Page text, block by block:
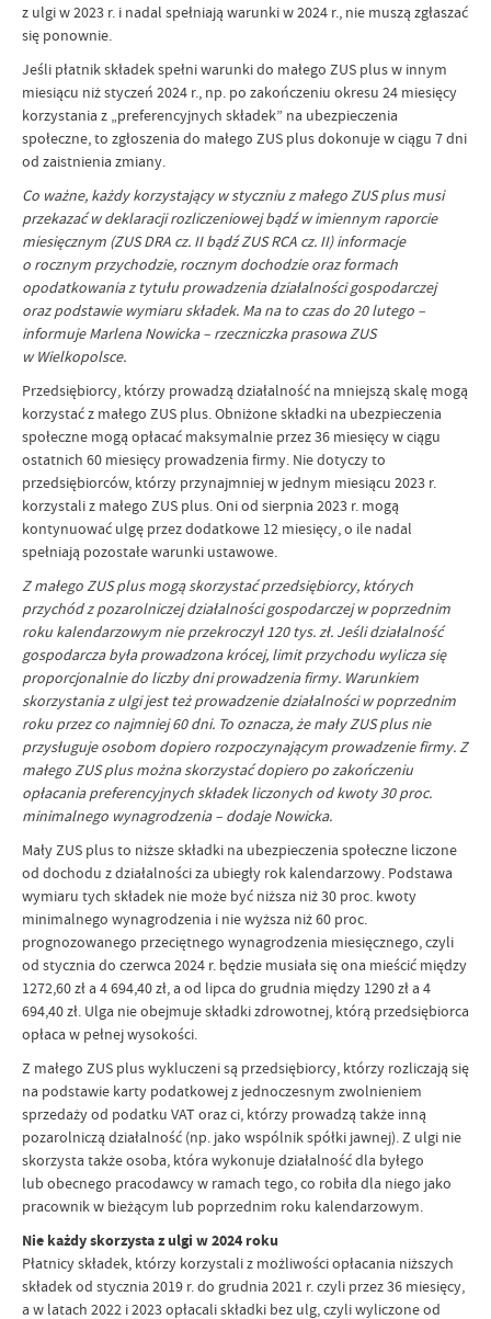
z ulgi w 2023 r. i nadal spełniają warunki w 2024 r., nie muszą zgłaszać
się ponownie.
Jeśli płatnik składek spełni warunki do małego ZUS plus w innym
miesiącu niż styczeń 2024 r., np. po zakończeniu okresu 24 miesięcy
korzystania z „preferencyjnych składek” na ubezpieczenia
społeczne, to zgłoszenia do małego ZUS plus dokonuje w ciągu 7 dni
od zaistnienia zmiany.
Co ważne, każdy korzystający w styczniu z małego ZUS plus musi
przekazać w deklaracji rozliczeniowej bądź w imiennym raporcie
miesięcznym (ZUS DRA cz. II bądź ZUS RCA cz. II) informacje
o rocznym przychodzie, rocznym dochodzie oraz formach
opodatkowania z tytułu prowadzenia działalności gospodarczej
oraz podstawie wymiaru składek. Ma na to czas do 20 lutego –
informuje Marlena Nowicka – rzeczniczka prasowa ZUS
w Wielkopolsce.
Przedsiębiorcy, którzy prowadzą działalność na mniejszą skalę mogą
korzystać z małego ZUS plus. Obniżone składki na ubezpieczenia
społeczne mogą opłacać maksymalnie przez 36 miesięcy w ciągu
ostatnich 60 miesięcy prowadzenia firmy. Nie dotyczy to
przedsiębiorców, którzy przynajmniej w jednym miesiącu 2023 r.
korzystali z małego ZUS plus. Oni od sierpnia 2023 r. mogą
kontynuować ulgę przez dodatkowe 12 miesięcy, o ile nadal
spełniają pozostałe warunki ustawowe.
Z małego ZUS plus mogą skorzystać przedsiębiorcy, których
przychód z pozarolniczej działalności gospodarczej w poprzednim
roku kalendarzowym nie przekroczył 120 tys. zł. Jeśli działalność
gospodarcza była prowadzona krócej, limit przychodu wylicza się
proporcjonalnie do liczby dni prowadzenia firmy. Warunkiem
skorzystania z ulgi jest też prowadzenie działalności w poprzednim
roku przez co najmniej 60 dni. To oznacza, że mały ZUS plus nie
przysługuje osobom dopiero rozpoczynającym prowadzenie firmy. Z
małego ZUS plus można skorzystać dopiero po zakończeniu
opłacania preferencyjnych składek liczonych od kwoty 30 proc.
minimalnego wynagrodzenia – dodaje Nowicka.
Mały ZUS plus to niższe składki na ubezpieczenia społeczne liczone
od dochodu z działalności za ubiegły rok kalendarzowy. Podstawa
wymiaru tych składek nie może być niższa niż 30 proc. kwoty
minimalnego wynagrodzenia i nie wyższa niż 60 proc.
prognozowanego przeciętnego wynagrodzenia miesięcznego, czyli
od stycznia do czerwca 2024 r. będzie musiała się ona mieścić między
1272,60 zł a 4 694,40 zł, a od lipca do grudnia między 1290 zł a 4
694,40 zł. Ulga nie obejmuje składki zdrowotnej, którą przedsiębiorca
opłaca w pełnej wysokości.
Z małego ZUS plus wykluczeni są przedsiębiorcy, którzy rozliczają się
na podstawie karty podatkowej z jednoczesnym zwolnieniem
sprzedaży od podatku VAT oraz ci, którzy prowadzą także inną
pozarolniczą działalność (np. jako wspólnik spółki jawnej). Z ulgi nie
skorzysta także osoba, która wykonuje działalność dla byłego
lub obecnego pracodawcy w ramach tego, co robiła dla niego jako
pracownik w bieżącym lub poprzednim roku kalendarzowym.
Nie każdy skorzysta z ulgi w 2024 roku
Płatnicy składek, którzy korzystali z możliwości opłacania niższych
składek od stycznia 2019 r. do grudnia 2021 r. czyli przez 36 miesięcy,
a w latach 2022 i 2023 opłacali składki bez ulg, czyli wyliczone od